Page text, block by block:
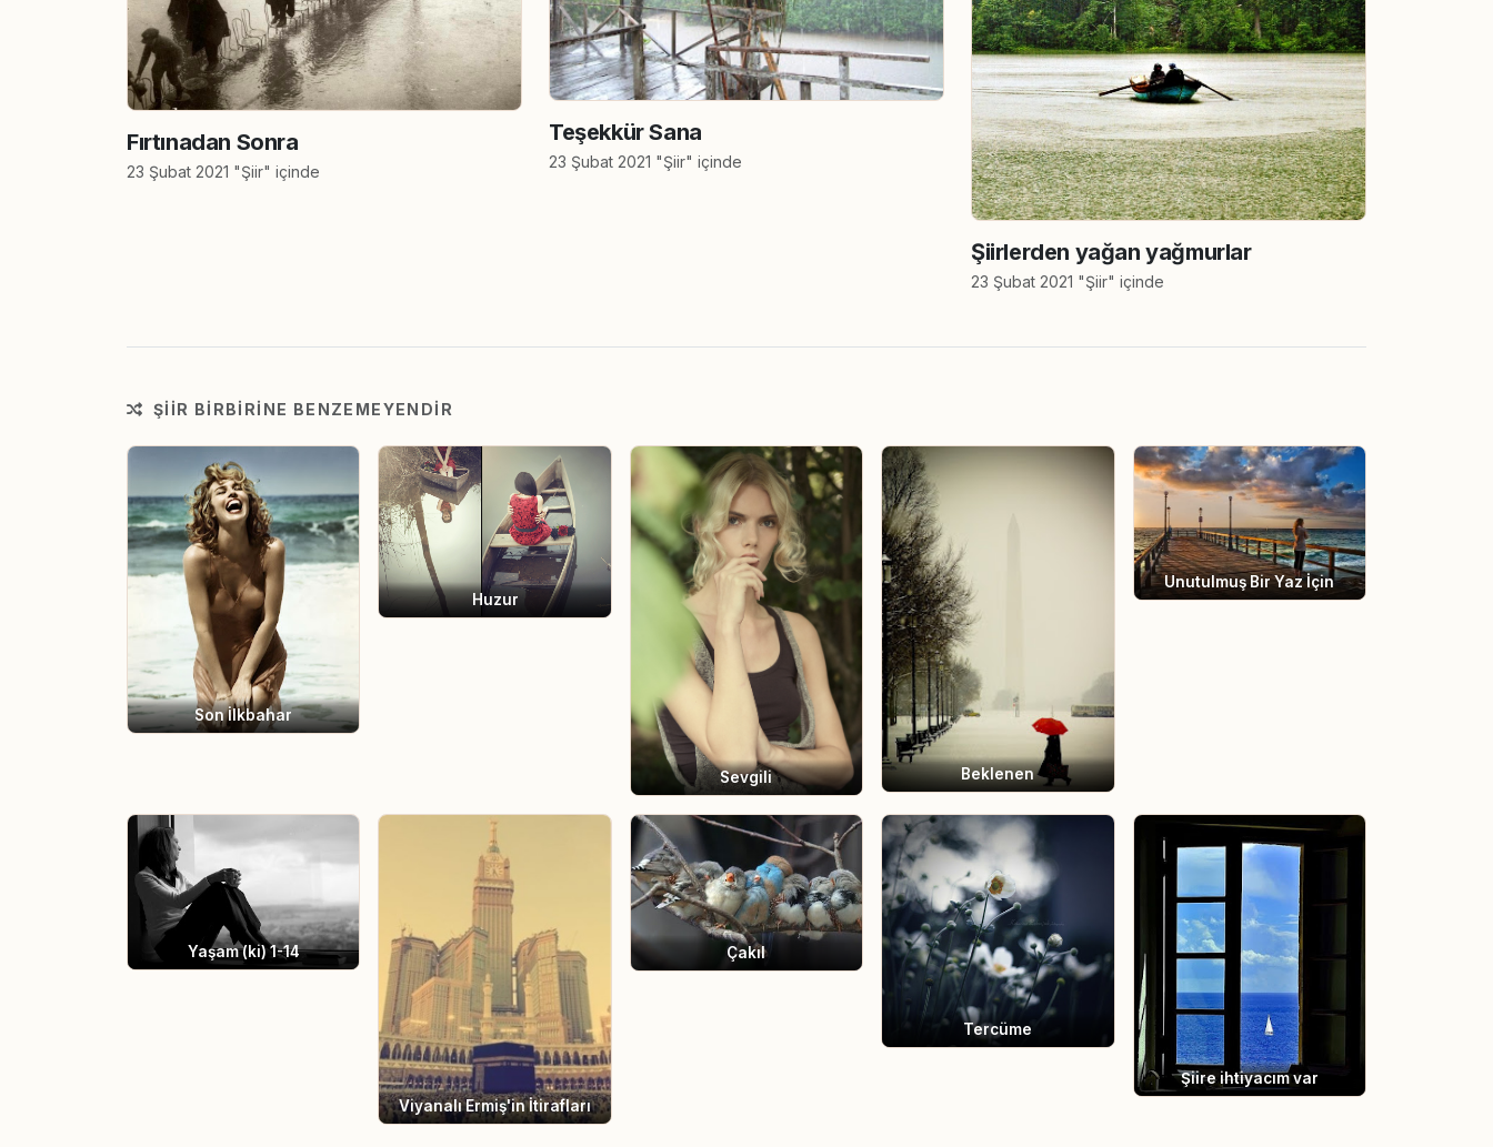
Fırtınadan Sonra
23 Şubat 2021 "Şiir" içinde
Teşekkür Sana
23 Şubat 2021 "Şiir" içinde
Şiirlerden yağan yağmurlar
23 Şubat 2021 "Şiir" içinde
ŞIIR BIRBIRINE BENZEMEYENDIR
Son İlkbahar
Huzur
Sevgili Beklenen
Unutulmuş Bir Yaz İçin
Yaşam (ki) 1-14
Viyanalı Ermiş'in İtirafları
Çakıl
Tercüme
Şiire ihtiyacım var